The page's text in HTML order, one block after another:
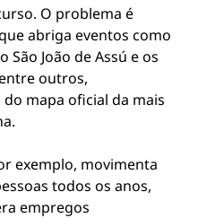
O problema é
abriga eventos como
São João de Assú e os
outros,
mapa oficial da mais
exemplo, movimenta
todos os anos,
empregos